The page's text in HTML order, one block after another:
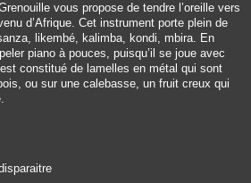
vous propose de tendre l’oreille vers
d’Afrique. Cet instrument porte plein de
likembé, kalimba, kondi, mbira. En
piano à pouces, puisqu’il se joue avec
constitué de lamelles en métal qui sont
ou sur une calebasse, un fruit creux qui